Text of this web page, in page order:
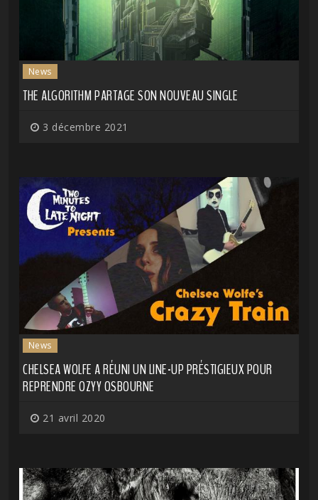
News
THE ALGORITHM PARTAGE SON NOUVEAU SINGLE
3 décembre 2021
News
CHELSEA WOLFE A RÉUNI UN LINE-UP PRÉSTIGIEUX POUR
REPRENDRE OZYY OSBOURNE
21 avril 2020